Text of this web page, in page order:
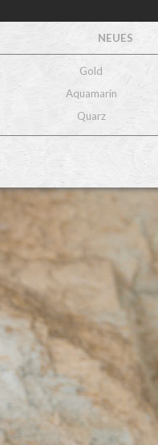
NEUES
Gold
Aquamarin
Quarz